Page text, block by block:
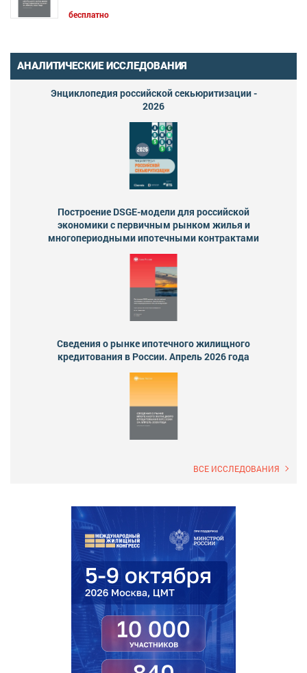
бесплатно
АНАЛИТИЧЕСКИЕ ИССЛЕДОВАНИЯ
Энциклопедия российской секьюритизации -
2026
Построение DSGE-модели для российской
экономики с первичным рынком жилья и
многопериодными ипотечными контрактами
Сведения о рынке ипотечного жилищного
кредитования в России. Апрель 2026 года
ВСЕ ИССЛЕДОВАНИЯ